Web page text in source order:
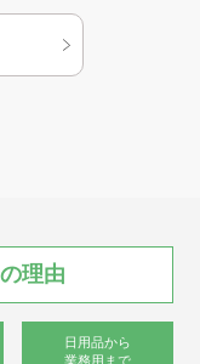
理由
日用品から
業務用まで